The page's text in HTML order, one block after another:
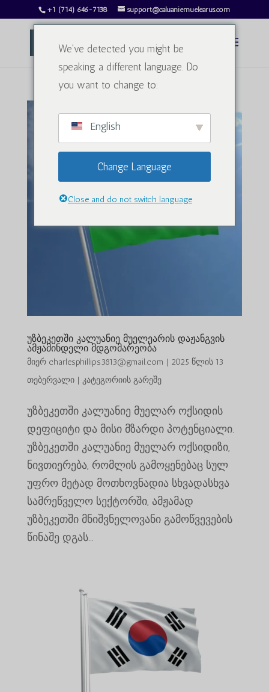
+1 (714) 646-7138 support@caluaniemuelearus.com
უზბეკეთში კალუანიე მუელეარის დაჟანგვის
ამჟამინდელი მდგომარეობა
მიერ charlesphillips3813@gmail.com | 2025 წლის 13
თებერვალი| კატეგორიის გარეშე
უზბეკეთში კალუანიე მუელარ ოქსიდის
დეფიციტი და მისი მზარდი პოტენციალი.
უზბეკეთში კალუანიე მუელარ ოქსიდიზი,
ნივთიერება, რომლის გამოყენებაც სულ
უფრო მეტად მოთხოვნადია სხვადასხვა
სამრეწველო სექტორში, ამჟამად
უზბეკეთში მნიშვნელოვანი გამოწვევების
წინაშე დგას...
We've detected you might be
speaking a different language. Do
you want to change to:
English
Change Language
Close and do not switch language